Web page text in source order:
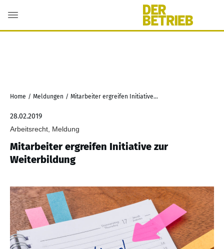
Home / Meldungen / Mitarbeiter ergreifen Initiative zur Weiterbildung
28.02.2019
Arbeitsrecht, Meldung
Mitarbeiter ergreifen Initiative zur
Weiterbildung